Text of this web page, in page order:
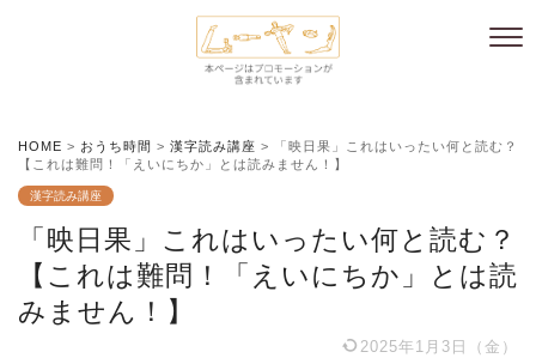
HOME > おうち時間 > 漢字読み講座 >
「映日果」これはいったい何と読む？
【これは難問！「えいにちか」とは読みません！】
漢字読み講座
「映日果」これはいったい何と読む？
【これは難問！「えいにちか」とは読
みません！】
2025年1月3日（金）